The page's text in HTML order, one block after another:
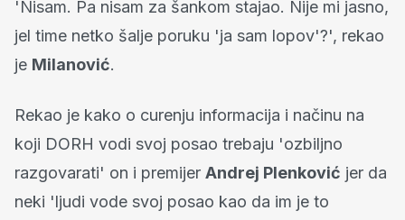
'Nisam. Pa nisam za šankom stajao. Nije mi jasno,
jel time netko šalje poruku 'ja sam lopov'?', rekao
je Milanović.
Rekao je kako o curenju informacija i načinu na
koji DORH vodi svoj posao trebaju 'ozbiljno
razgovarati' on i premijer Andrej Plenković jer da
neki 'ljudi vode svoj posao kao da im je to